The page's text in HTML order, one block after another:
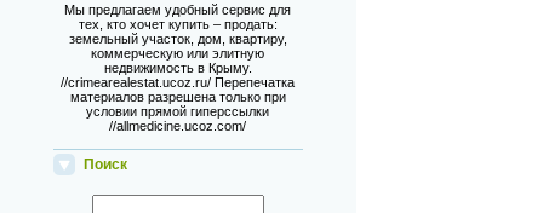
Мы предлагаем удобный сервис для
тех, кто хочет купить – продать:
земельный участок, дом, квартиру,
коммерческую или элитную
недвижимость в Крыму.
//crimearealestat.ucoz.ru/ Перепечатка
материалов разрешена только при
условии прямой гиперссылки
//allmedicine.ucoz.com/
Поиск